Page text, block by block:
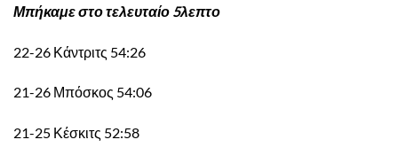
Μπήκαμε στο τελευταίο 5λεπτο
22-26 Κάντριτς 54:26
21-26 Μπόσκος 54:06
21-25 Κέσκιτς 52:58